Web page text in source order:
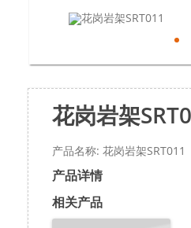
花岗岩架
产品名称: 花岗岩架SRT011
产品详情
相关产品